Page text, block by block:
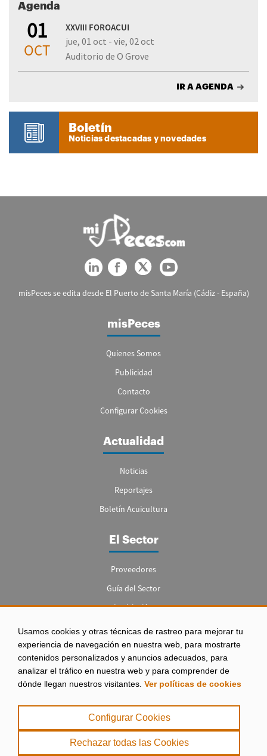
Usamos cookies y otras técnicas de rastreo para mejorar tu
experiencia de navegación en nuestra web, para mostrarte
contenidos personalizados y anuncios adecuados, para
analizar el tráfico en nuestra web y para comprender de
dónde llegan nuestros visitantes. Ver políticas de cookies
Configurar Cookies
Rechazar todas las Cookies
Agenda
01
OCT
XXVIII FOROACUI
jue, 01 oct - vie, 02 oct
Auditorio de O Grove
IR A AGENDA
Boletín
Noticias destacadas y novedades
misPeces se edita desde El Puerto de Santa María (Cádiz - España)
misPeces
Quienes Somos
Publicidad
Contacto
Configurar Cookies
Actualidad
Noticias
Reportajes
Boletín Acuicultura
El Sector
Proveedores
Guía del Sector
Legislación
Empleo
Aviso legal
|
Política de Privacidad
|